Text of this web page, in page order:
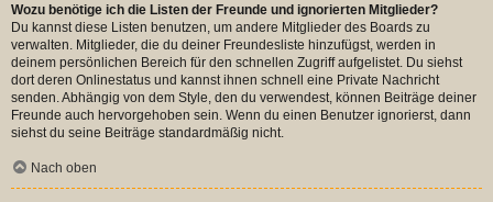
Wozu benötige ich die Listen der Freunde und ignorierten Mitglieder?
Du kannst diese Listen benutzen, um andere Mitglieder des Boards zu
verwalten. Mitglieder, die du deiner Freundesliste hinzufügst, werden in
deinem persönlichen Bereich für den schnellen Zugriff aufgelistet. Du siehst
dort deren Onlinestatus und kannst ihnen schnell eine Private Nachricht
senden. Abhängig von dem Style, den du verwendest, können Beiträge deiner
Freunde auch hervorgehoben sein. Wenn du einen Benutzer ignorierst, dann
siehst du seine Beiträge standardmäßig nicht.
Nach oben